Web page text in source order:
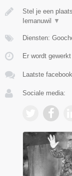
Stel je een
Iemanuwil
▼
Diensten:
Er wordt
Laatste
Sociale media: